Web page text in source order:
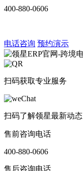
400-880-0606
电话咨询 预约演示
扫码获取专业服务
扫码了解领星最新动态
售前咨询电话
400-880-0606
售后咨询电话